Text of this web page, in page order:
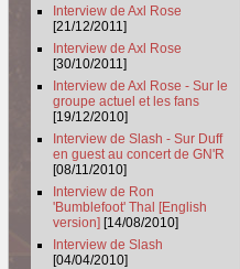
Interview de Axl Rose
[21/12/2011]
Interview de Axl Rose
[30/10/2011]
Interview de Axl Rose - Sur le
groupe actuel et les fans
[19/12/2010]
Interview de Slash - Sur Duff
en guest au concert de GN'R
[08/11/2010]
Interview de Ron
'Bumblefoot' Thal [English
version] [14/08/2010]
Interview de Slash
[04/04/2010]